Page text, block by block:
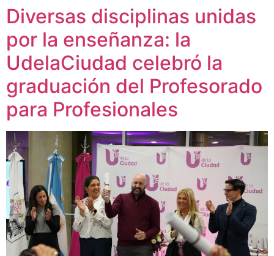
Diversas disciplinas unidas
por la enseñanza: la
UdelaCiudad celebró la
graduación del Profesorado
para Profesionales